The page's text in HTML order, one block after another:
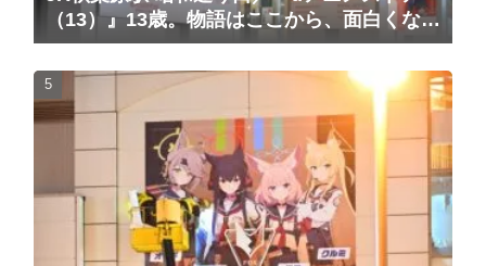
（13）』13歳。物語はここから、面白くな
る。広告（2025/10/20掲載開始）